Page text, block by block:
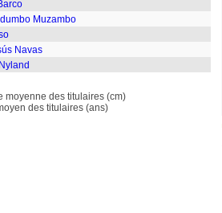
Muzambo
Navas
moyenne des titulaires (cm)
des titulaires (ans)